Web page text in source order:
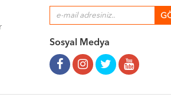
Sosyal Medya